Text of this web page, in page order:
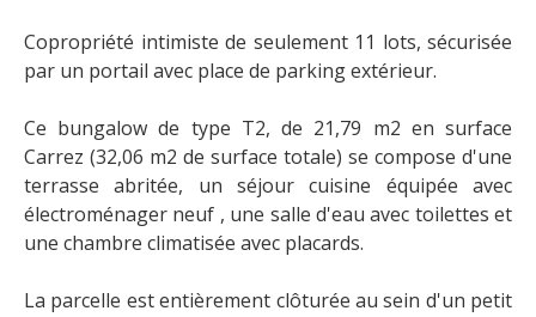
Copropriété intimiste de seulement 11 lots, sécurisée
par un portail avec place de parking extérieur.
Ce bungalow de type T2, de 21,79 m2 en surface
Carrez (32,06 m2 de surface totale) se compose d'une
terrasse abritée, un séjour cuisine équipée avec
électroménager neuf , une salle d'eau avec toilettes et
une chambre climatisée avec placards.
La parcelle est entièrement clôturée au sein d'un petit